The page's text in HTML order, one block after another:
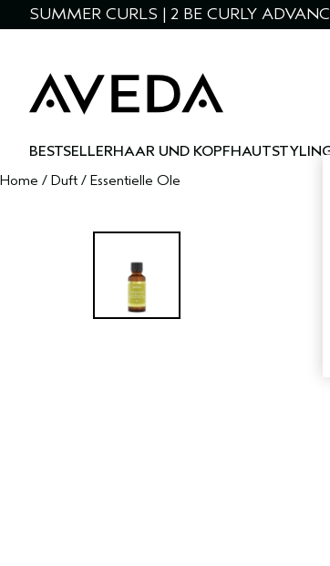
SUMMER CURLS | 2 BE CURLY
BESTSELLERHAAR UND KOPFHAUT
Home / Duft / Essentielle Öle